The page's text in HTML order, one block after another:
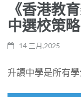
《香港教
中選校策
14 三月,2025
升讀中學是所有